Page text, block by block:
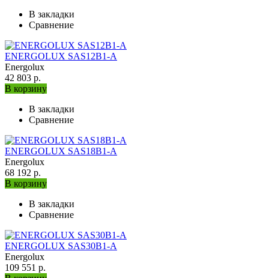
В закладки
Сравнение
ENERGOLUX SAS12B1-A
Energolux
42 803 р.
В корзину
В закладки
Сравнение
ENERGOLUX SAS18B1-A
Energolux
68 192 р.
В корзину
В закладки
Сравнение
ENERGOLUX SAS30B1-A
Energolux
109 551 р.